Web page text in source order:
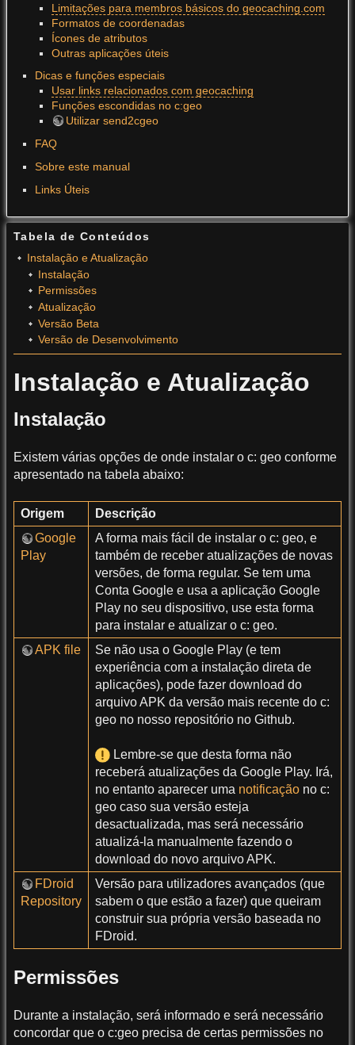
Limitações para membros básicos do geocaching.com
Formatos de coordenadas
Ícones de atributos
Outras aplicações úteis
Dicas e funções especiais
Usar links relacionados com geocaching
Funções escondidas no c:geo
Utilizar send2cgeo
FAQ
Sobre este manual
Links Úteis
Tabela de Conteúdos
Instalação e Atualização
Instalação
Permissões
Atualização
Versão Beta
Versão de Desenvolvimento
Instalação e Atualização
Instalação
Existem várias opções de onde instalar o c: geo conforme
apresentado na tabela abaixo:
Origem
Descrição
Google
Play
A forma mais fácil de instalar o c: geo, e
também de receber atualizações de novas
versões, de forma regular. Se tem uma
Conta Google e usa a aplicação Google
Play no seu dispositivo, use esta forma
para instalar e atualizar o c: geo.
APK file
Se não usa o Google Play (e tem
experiência com a instalação direta de
aplicações), pode fazer download do
arquivo APK da versão mais recente do c:
geo no nosso repositório no Github.
Lembre-se que desta forma não
receberá atualizações da Google Play. Irá,
no entanto aparecer uma notificação no c:
geo caso sua versão esteja
desactualizada, mas será necessário
atualizá-la manualmente fazendo o
download do novo arquivo APK.
FDroid
Repository
Versão para utilizadores avançados (que
sabem o que estão a fazer) que queiram
construir sua própria versão baseada no
FDroid.
Permissões
Durante a instalação, será informado e será necessário
concordar que o c:geo precisa de certas permissões no